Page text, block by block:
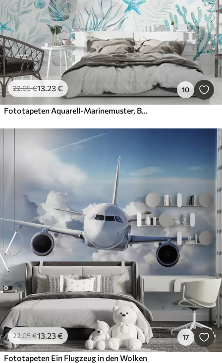
22.05€13.23€ 10
Fototapeten Aquarell-Marinemuster, Boho-Stil, Muscheln, Korallen, Baumwolle, Blautöne
22.05€13.23€ 17
Fototapeten Ein Flugzeug in den Wolken